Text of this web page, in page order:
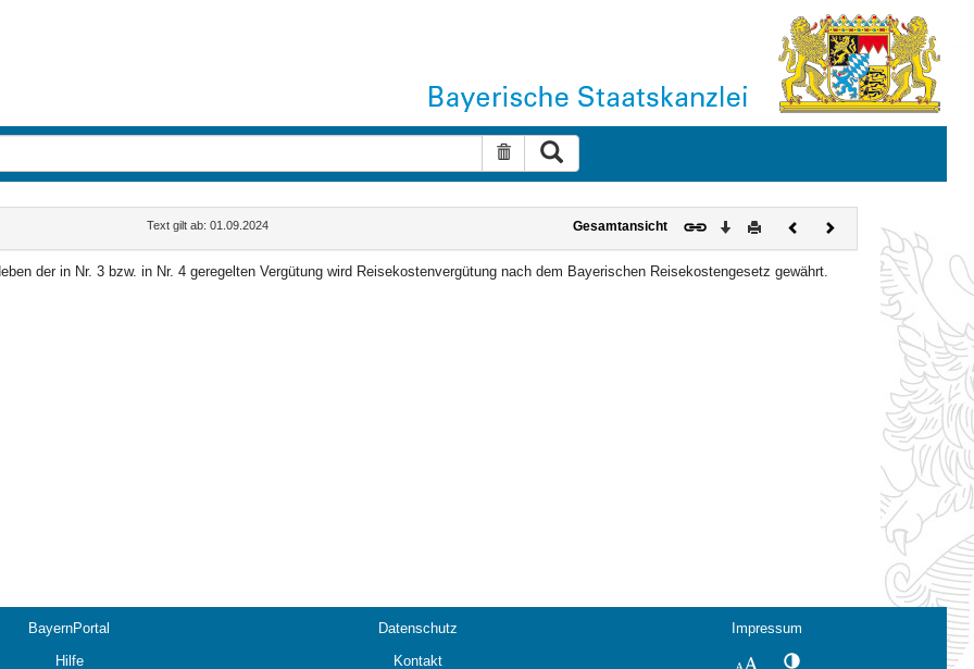
Suche zurücksetzen
Text gilt ab: 01.09.2024 Gesamtansicht Download
DruckenVorherigesNächstes
Dokument
der in Nr. 3 bzw. in Nr. 4 geregelten Vergütung wird Reisekostenvergütung nach dem Bayerischen Reisekostengesetz gewährt.
BayernPortal Datenschutz
Impressum
Hilfe Kontakt SchriftgrößeKontrastwechsel